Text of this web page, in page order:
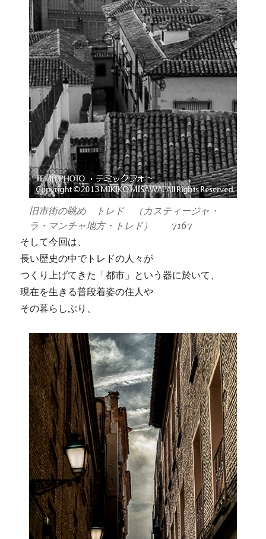
旧市街の眺め トレド （カスティージャ・
ラ・マンチャ地方・トレド） 7167
そして今回は、
長い歴史の中でトレドの人々が
つくり上げてきた「都市」という器に於いて、
現在を生きる普段着姿の住人や
その暮らしぶり、